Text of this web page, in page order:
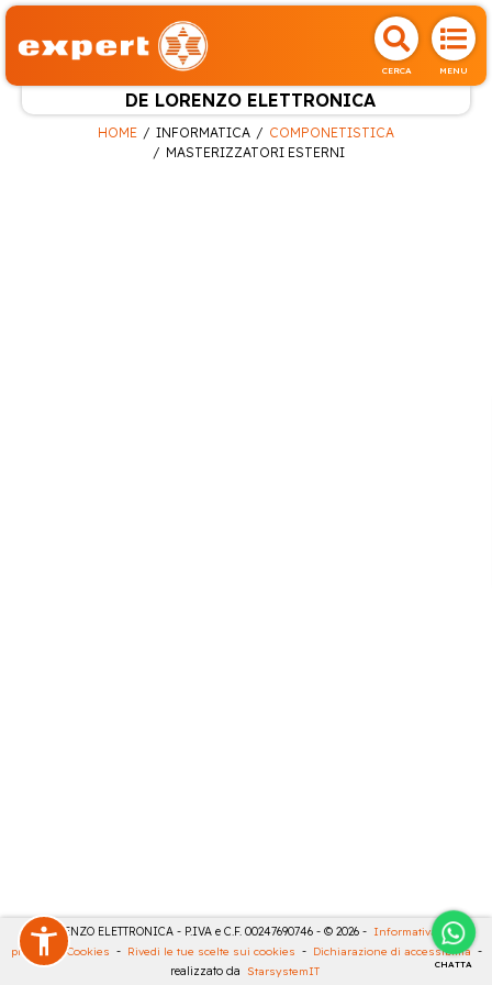
CERCA MENU
DE LORENZO ELETTRONICA
CHATTA
HOME INFORMATICA
COMPONETISTICA
MASTERIZZATORI ESTERNI
DE LORENZO ELETTRONICA - P.IVA e C.F. 00247690746 - © 2026 - Informativa sulla
privacy
Cookies - Rivedi le tue scelte sui cookies - Dichiarazione di accessibilità -
realizzato da StarsystemIT